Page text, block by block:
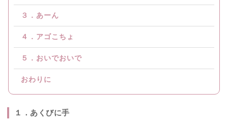
３．あーん
４．アゴこちょ
５．おいでおいで
おわりに
１．あくびに手